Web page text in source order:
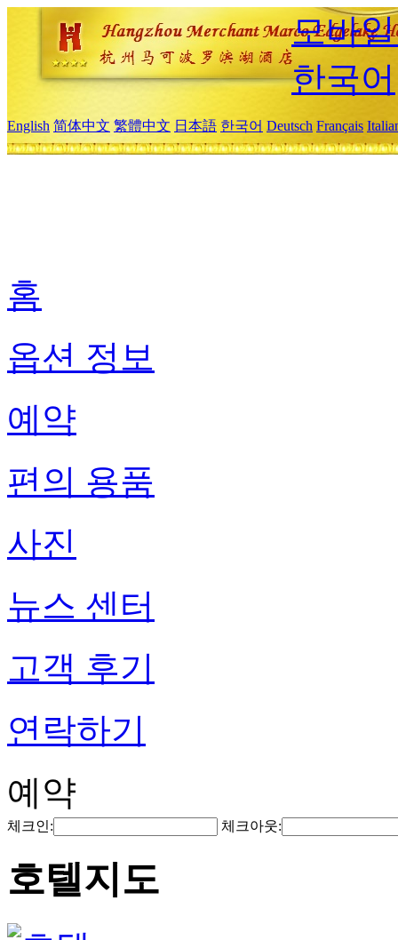
모바
한국어
English 简体中文 繁體中文 日本語 한국어 Deutsch Français
홈
옵션 정보
예약
편의 용품
사진
뉴스 센터
고객 후기
연락하기
예약
체크인: 체크아웃:
호텔지도